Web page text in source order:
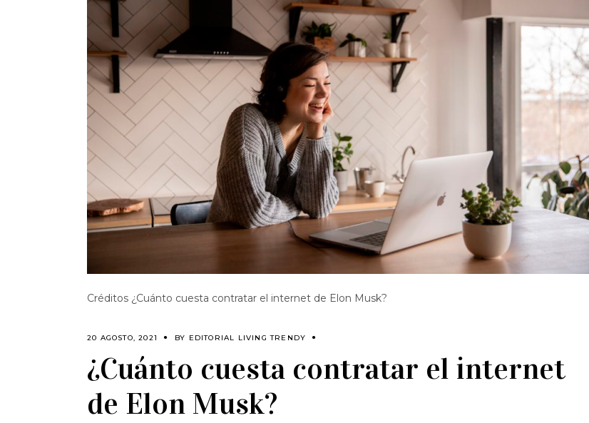
Créditos ¿Cuánto cuesta contratar el internet de Elon Musk?
20 AGOSTO, 2021 BY EDITORIAL LIVING TRENDY
¿Cuánto cuesta contratar el internet
de Elon Musk?